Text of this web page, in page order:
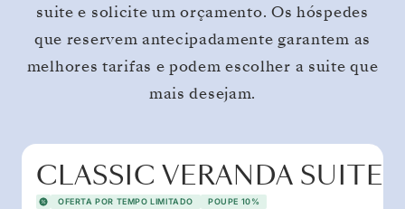
suite e solicite um orçamento. Os hóspedes
que reservem antecipadamente garantem as
melhores tarifas e podem escolher a suite que
mais desejam.
CLASSIC VERANDA SUITE
OFERTA POR TEMPO LIMITADO POUPE 10%